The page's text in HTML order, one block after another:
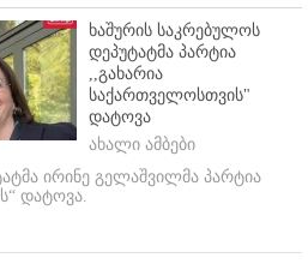
ხაშურის საკრებულოს
დეპუტატმა პარტია
,,გახარია
საქართველოსთვის"
დატოვა
ახალი ამბები
ირინე გელაშვილმა პარტია
დატოვა.